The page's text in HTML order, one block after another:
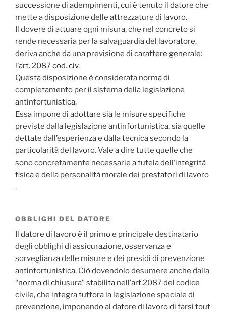
successione di adempimenti, cui è tenuto il datore che
mette a disposizione delle attrezzature di lavoro.
Il dovere di attuare ogni misura, che nel concreto si
rende necessaria per la salvaguardia del lavoratore,
deriva anche da una previsione di carattere generale:
l’art. 2087 cod. civ.
Questa disposizione è considerata norma di
completamento per il sistema della legislazione
antinfortunistica,
Essa impone di adottare sia le misure specifiche
previste dalla legislazione antinfortunistica, sia quelle
dettate dall’esperienza e dalla tecnica secondo la
particolarità del lavoro. Vale a dire tutte quelle che
sono concretamente necessarie a tutela dell’integrità
fisica e della personalità morale dei prestatori di lavoro
.
OBBLIGHI DEL DATORE
Il datore di lavoro è il primo e principale destinatario
degli obblighi di assicurazione, osservanza e
sorveglianza delle misure e dei presidi di prevenzione
antinfortunistica. Ciò dovendolo desumere anche dalla
“norma di chiusura” stabilita nell’art.2087 del codice
civile, che integra tuttora la legislazione speciale di
prevenzione, imponendo al datore di lavoro di farsi tout